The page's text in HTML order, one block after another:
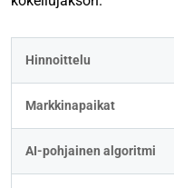
Hinnoittelu
Markkinapaikat
AI-pohjainen algoritmi